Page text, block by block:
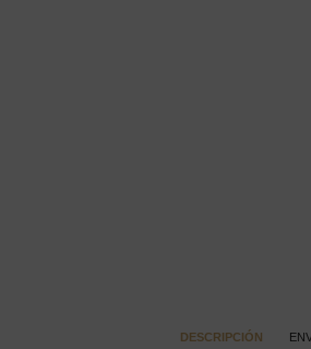
DESCRIPCIÓN